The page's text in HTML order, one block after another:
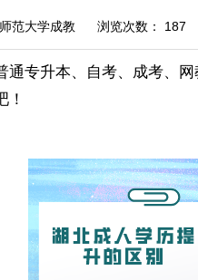
范大学成教 浏览次数： 187
通专升本、自考、成考、
！